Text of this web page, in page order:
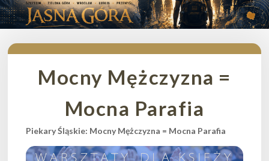
Mocny Mężczyzna =
Mocna Parafia
Piekary Śląskie: Mocny Mężczyzna = Mocna Parafia